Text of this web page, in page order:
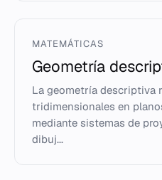
MATEMÁTICAS
Geometría
La geometría descriptiva
tridimensionales en
mediante sistemas de
dibuj...